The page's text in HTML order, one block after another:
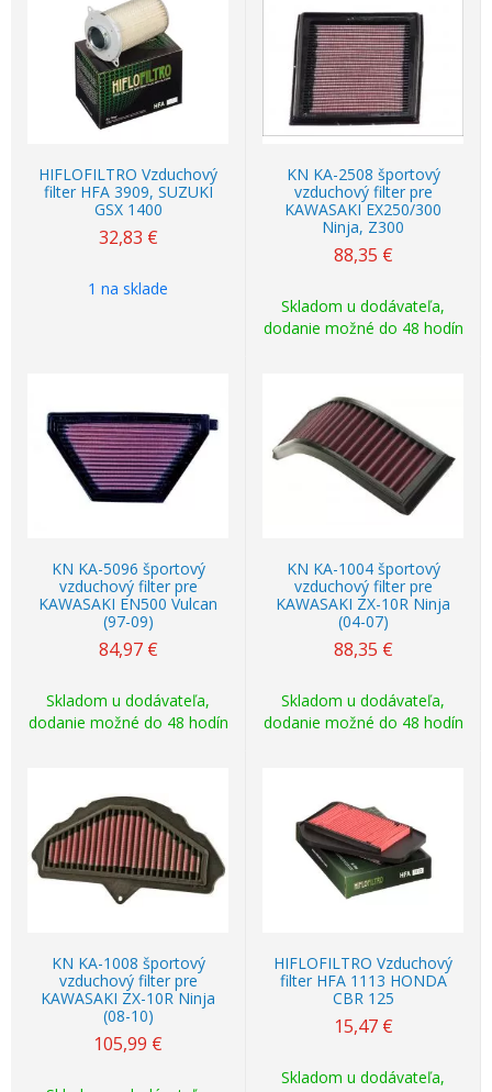
HIFLOFILTRO Vzduchový
filter HFA 3909, SUZUKI
GSX 1400
32,83 €
1 na sklade
KN KA-2508 športový
vzduchový filter pre
KAWASAKI EX250/300
Ninja, Z300
88,35 €
Skladom u dodávateľa,
dodanie možné do 48 hodín
KN KA-5096 športový
vzduchový filter pre
KAWASAKI EN500 Vulcan
(97-09)
84,97 €
Skladom u dodávateľa,
dodanie možné do 48 hodín
KN KA-1004 športový
vzduchový filter pre
KAWASAKI ZX-10R Ninja
(04-07)
88,35 €
Skladom u dodávateľa,
dodanie možné do 48 hodín
KN KA-1008 športový
vzduchový filter pre
KAWASAKI ZX-10R Ninja
(08-10)
105,99 €
HIFLOFILTRO Vzduchový
filter HFA 1113 HONDA
CBR 125
15,47 €
Skladom u dodávateľa,